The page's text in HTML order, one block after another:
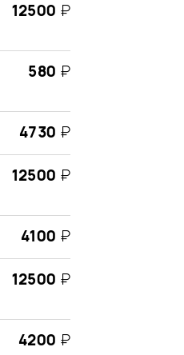
12500 ₽
580 ₽
4730 ₽
12500 ₽
4100 ₽
12500 ₽
4200 ₽